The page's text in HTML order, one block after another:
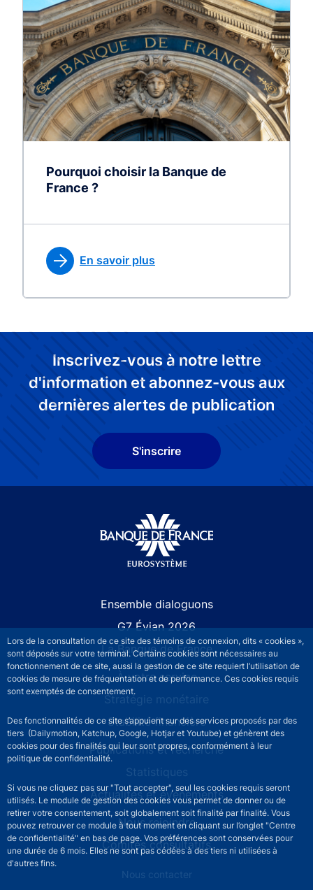
Lors de la consultation de ce site des témoins de connexion, dits « cookies »,
sont déposés sur votre terminal. Certains cookies sont nécessaires au
fonctionnement de ce site, aussi la gestion de ce site requiert l’utilisation de
cookies de mesure de fréquentation et de performance. Ces cookies requis
sont exemptés de consentement.
Des fonctionnalités de ce site s’appuient sur des services proposés par des
tiers (Dailymotion, Katchup, Google, Hotjar et Youtube) et génèrent des
cookies pour des finalités qui leur sont propres, conformément à leur
politique de confidentialité.
Si vous ne cliquez pas sur "Tout accepter", seul les cookies requis seront
utilisés. Le module de gestion des cookies vous permet de donner ou de
retirer votre consentement, soit globalement soit finalité par finalité. Vous
pouvez retrouver ce module à tout moment en cliquant sur l’onglet "Centre
de confidentialité" en bas de page. Vos préférences sont conservées pour
une durée de 6 mois. Elles ne sont pas cédées à des tiers ni utilisées à
d'autres fins.
Pourquoi choisir la Banque de
France ?
En savoir plus
Inscrivez-vous à notre lettre
d'information et abonnez-vous aux
dernières alertes de publication
S'inscrire
Ensemble dialoguons
G7 Évian 2026
La Banque de France
À votre service
Stratégie monétaire
Stabilité financière
Publications et recherche
Statistiques
Actualités et événements
Nous rejoindre
Comités consultatifs
Footer secondary menuNous contacter